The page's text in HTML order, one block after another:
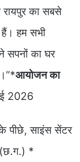
का सबसे
हैं। हम सभी
सपनों का घर
आयोजन का
2026
पीछे, साइंस सेंटर
(छ.ग.) *